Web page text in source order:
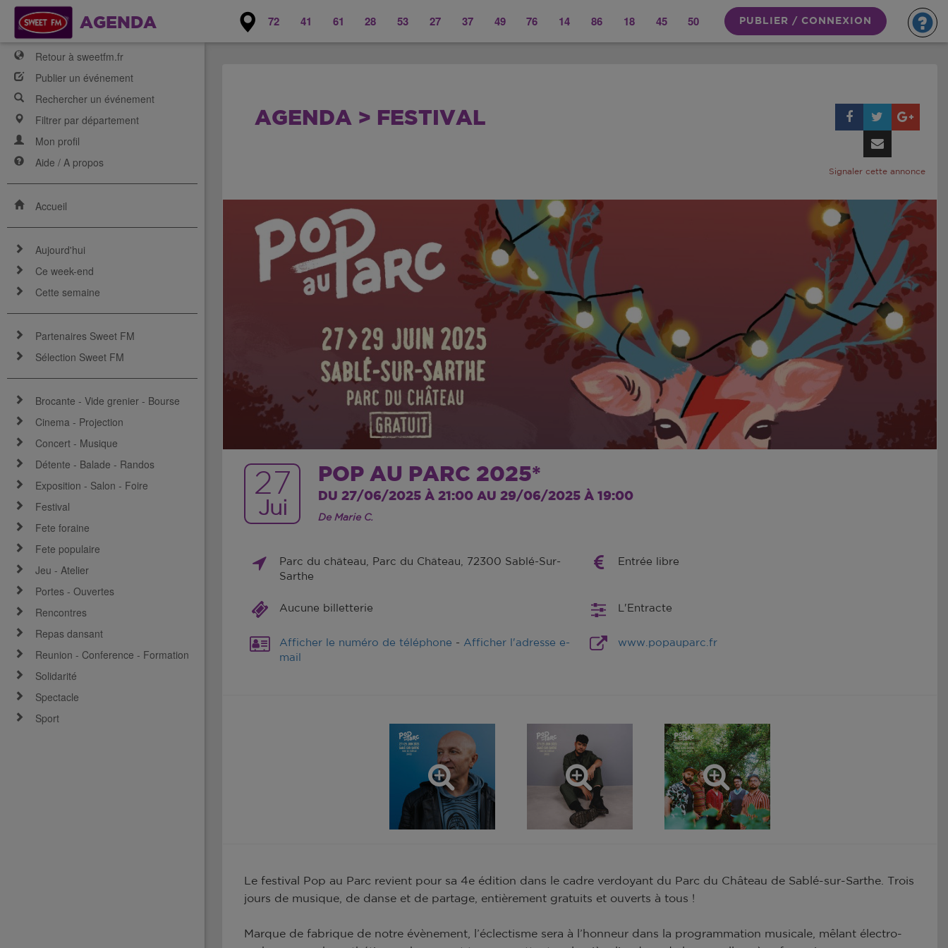
AGENDA 72 41 61 28 53 27 37 49 76 14 86 18 45 50 PUBLIER / CONNEXION
Retour à sweetfm.fr
Publier un événement
Rechercher un événement
Filtrer par département
Mon profil
Aide / A propos
Accueil
Aujourd'hui
Ce week-end
Cette semaine
Partenaires Sweet FM
Sélection Sweet FM
Brocante - Vide grenier - Bourse
Cinema - Projection
Concert - Musique
Détente - Balade - Randos
Exposition - Salon - Foire
Festival
Fete foraine
Fete populaire
Jeu - Atelier
Portes - Ouvertes
Rencontres
Repas dansant
Reunion - Conference - Formation
Solidarité
Spectacle
Sport
AGENDA > FESTIVAL
Signaler cette annonce
27
Jui
POP AU PARC 2025*
DU 27/06/2025 À 21:00 AU 29/06/2025 À 19:00
De Marie C.
Parc du château, Parc du Château, 72300 Sablé-Sur-
Sarthe
Entrée libre
Aucune billetterie L'Entracte
Afficher le numéro de téléphone - Afficher l'adresse e-
mail
www.popauparc.fr
Le festival Pop au Parc revient pour sa 4e édition dans le cadre verdoyant du Parc du Château de Sablé-sur-Sarthe. Trois
jours de musique, de danse et de partage, entièrement gratuits et ouverts à tous !
Marque de fabrique de notre évènement, l’éclectisme sera à l’honneur dans la programmation musicale, mêlant électro-